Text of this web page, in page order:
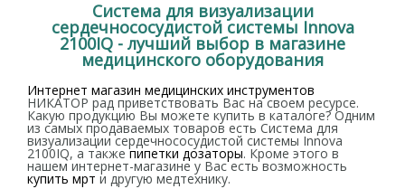
Система для визуализации
сердечнососудистой системы Innova
2100IQ - лучший выбор в магазине
медицинского оборудования
Интернет магазин медицинских инструментов
НИКАТОР рад приветствовать Вас на своем ресурсе.
Какую продукцию Вы можете купить в каталоге? Одним
из самых продаваемых товаров есть Система для
визуализации сердечнососудистой системы Innova
2100IQ, а такжепипетки дозаторы. Кроме этого в
нашем интернет-магазине у Вас есть возможность
купить мрт и другую медтехнику.